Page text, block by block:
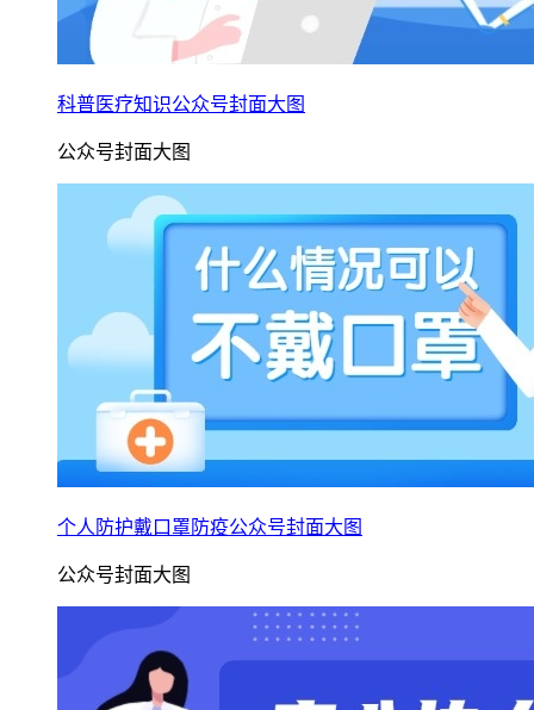
科普医疗知识公众号封面大图
公众号封面大图
个人防护戴口罩防疫公众号封面大图
公众号封面大图